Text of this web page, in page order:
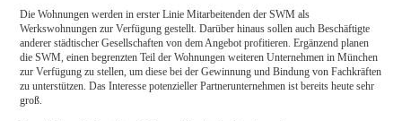
Die Wohnungen werden in erster Linie Mitarbeitenden der SWM als
Werkswohnungen zur Verfügung gestellt. Darüber hinaus sollen auch Beschäftigte
anderer städtischer Gesellschaften von dem Angebot profitieren. Ergänzend planen
die SWM, einen begrenzten Teil der Wohnungen weiteren Unternehmen in München
zur Verfügung zu stellen, um diese bei der Gewinnung und Bindung von Fachkräften
zu unterstützen. Das Interesse potenzieller Partnerunternehmen ist bereits heute sehr
groß.